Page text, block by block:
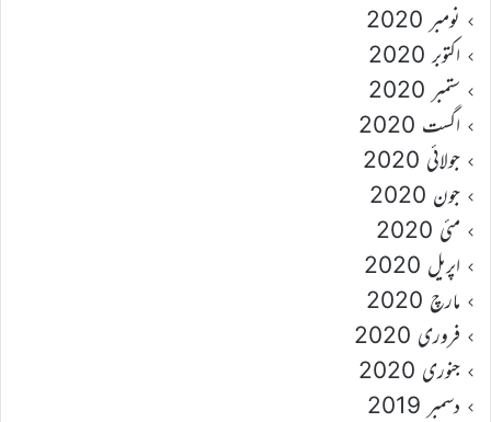
نومبر 2020
اکتوبر 2020
ستمبر 2020
اگست 2020
جولائی 2020
جون 2020
مئی 2020
اپریل 2020
مارچ 2020
فروری 2020
جنوری 2020
دسمبر 2019